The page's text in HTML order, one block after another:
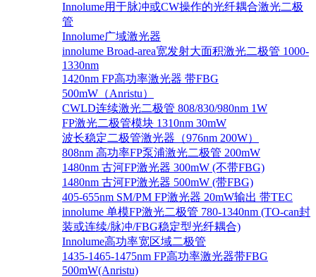
Innolume用于脉冲或CW操作的光纤耦合激光二极
管
Innolume广域激光器
innolume Broad-area宽发射大面积激光二极管 1000-
1330nm
1420nm FP高功率激光器 带FBG
500mW（Anristu）
CWLD连续激光二极管 808/830/980nm 1W
FP激光二极管模块 1310nm 30mW
波长稳定二极管激光器（976nm 200W）
808nm 高功率FP泵浦激光二极管 200mW
1480nm 古河FP激光器 300mW (不带FBG)
1480nm 古河FP激光器 500mW (带FBG)
405-655nm SM/PM FP激光器 20mW输出 带TEC
innolume 单模FP激光二极管 780-1340nm (TO-can封
装或连续/脉冲/FBG稳定型光纤耦合)
Innolume高功率宽区域二极管
1435-1465-1475nm FP高功率激光器带FBG
500mW(Anristu)